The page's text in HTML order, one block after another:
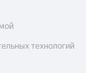
технологий